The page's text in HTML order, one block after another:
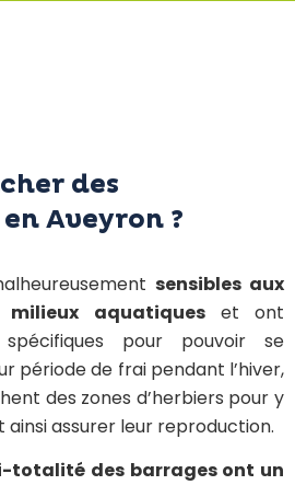
des
Aveyron ?
sensibles aux
milieux aquatiqueset ont
pour pouvoir se
période de frai pendant l’hiver,
des zones d’herbiers pour y
assurer leur reproduction.
totalité des barrages ont un